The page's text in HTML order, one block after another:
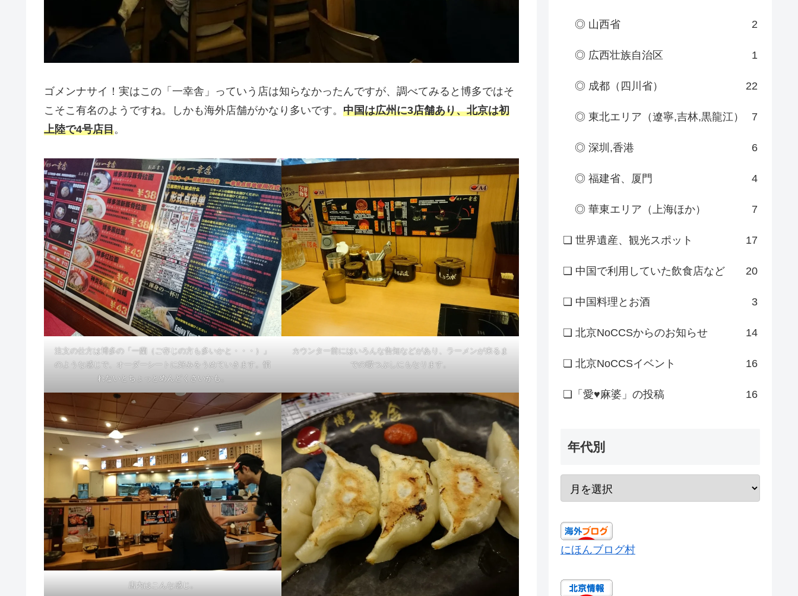
ゴメンナサイ！実はこの「一幸舎」っていう店は知らなかったんですが、調べてみると博多ではそ
こそこ有名のようですね。しかも海外店舗がかなり多いです。 中国は広州に3店舗あり、北京は初
上陸で4号店目。
注文の仕方は博多の「一蘭（ご存じの方も多いかと・・・）」
のような感じで、オーダーシートに好みをうめていきます。慣
れないとちょっとめんどくさいかも。
カウンター前にはいろんな告知などがあり、ラーメンが来るま
での暇つぶしにもなります。
店内はこんな感じ。
◎ 山西省 2
◎ 広西壮族自治区 1
◎ 成都（四川省） 22
◎ 東北エリア（遼寧,吉林,黒龍江） 7
◎ 深圳,香港 6
◎ 福建省、厦門 4
◎ 華東エリア（上海ほか） 7
❏ 世界遺産、観光スポット 17
❏ 中国で利用していた飲食店など 20
❏ 中国料理とお酒 3
❏ 北京NoCCSからのお知らせ 14
❏ 北京NoCCSイベント 16
❏「愛♥麻婆」の投稿 16
年代別
にほんブログ村